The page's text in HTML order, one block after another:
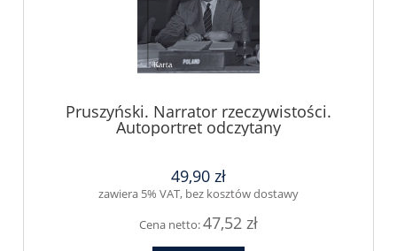
Pruszyński. Narrator rzeczywistości.
Autoportret odczytany
49,90 zł
zawiera 5% VAT, bez kosztów dostawy
Cena netto:47,52 zł